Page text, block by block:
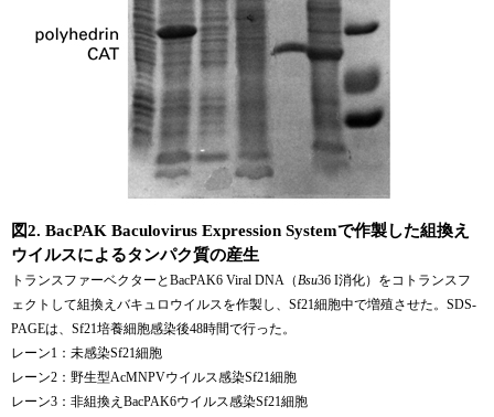
図2. BacPAK Baculovirus Expression Systemで作製した組換え
ウイルスによるタンパク質の産生
トランスファーベクターとBacPAK6 Viral DNA（Bsu36 I消化）をコトランスフ
ェクトして組換えバキュロウイルスを作製し、Sf21細胞中で増殖させた。SDS-
PAGEは、Sf21培養細胞感染後48時間で行った。
レーン1：未感染Sf21細胞
レーン2：野生型AcMNPVウイルス感染Sf21細胞
レーン3：非組換えBacPAK6ウイルス感染Sf21細胞